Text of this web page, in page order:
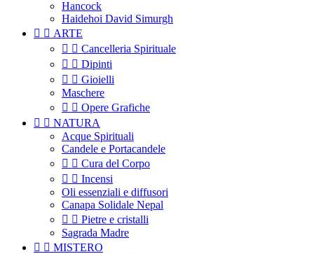
Hancock
Haidehoi David Simurgh
  ARTE
  Cancelleria Spirituale
  Dipinti
  Gioielli
Maschere
  Opere Grafiche
  NATURA
Acque Spirituali
Candele e Portacandele
  Cura del Corpo
  Incensi
Oli essenziali e diffusori
Canapa Solidale Nepal
  Pietre e cristalli
Sagrada Madre
  MISTERO